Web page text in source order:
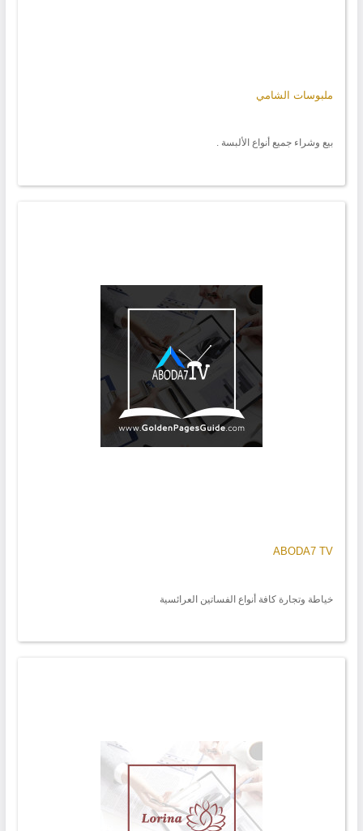
ملبوسات الشامي
بيع وشراء جميع أنواع الألبسة .
ABODA7 TV
خياطة وتجارة كافة أنواع الفساتين العرائسية